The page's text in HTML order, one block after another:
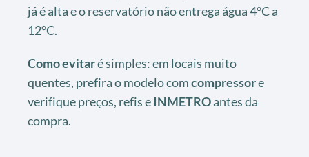
já é alta e o reservatório não entrega água 4°C a
12°C.
Como evitaré simples: em locais muito
quentes, prefira o modelo comcompressore
verifique preços, refis eINMETROantes da
compra.